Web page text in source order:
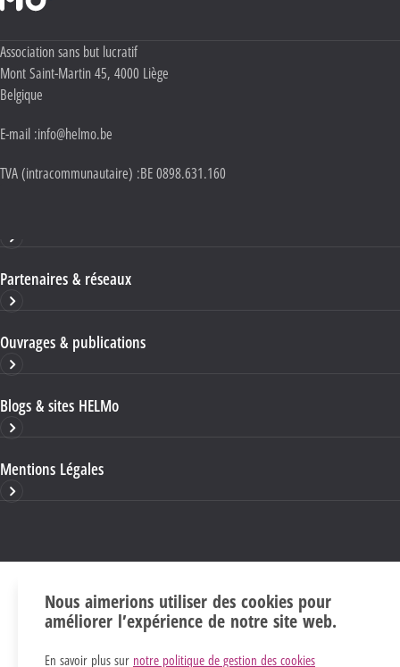
Adresse :
Association sans but lucratif
Mont Saint-Martin 45, 4000 Liège
Belgique
E-mail :info@helmo.be
TVA (intracommunautaire) :BE 0898.631.160
Partenaires & réseaux
Ouvrages & publications
Blogs & sites HELMo
Mentions Légales
Nous aimerions utiliser des cookies pour
améliorer l’expérience de notre site web.
En savoir plus sur notre politique de gestion des cookies